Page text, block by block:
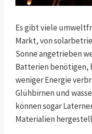
Es gibt viele
Markt, von
Sonne angetrieben
Batterien benötigen,
weniger Energie
Glühbirnen und
können sogar
Materialien